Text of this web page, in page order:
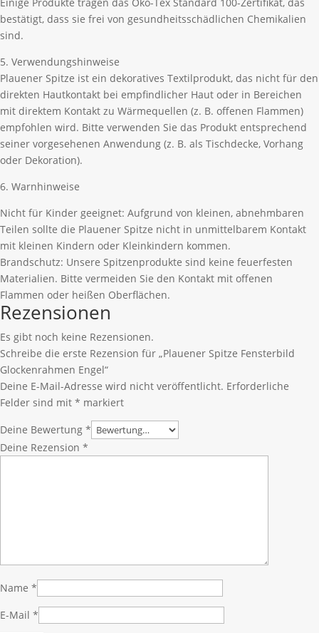
bestätigt, dass sie frei von gesundheitsschädlichen Chemikalien
sind.
5. Verwendungshinweise
Plauener Spitze ist ein dekoratives Textilprodukt, das nicht für den
direkten Hautkontakt bei empfindlicher Haut oder in Bereichen
mit direktem Kontakt zu Wärmequellen (z. B. offenen Flammen)
empfohlen wird. Bitte verwenden Sie das Produkt entsprechend
seiner vorgesehenen Anwendung (z. B. als Tischdecke, Vorhang
oder Dekoration).
6. Warnhinweise
Nicht für Kinder geeignet: Aufgrund von kleinen, abnehmbaren
Teilen sollte die Plauener Spitze nicht in unmittelbarem Kontakt
mit kleinen Kindern oder Kleinkindern kommen.
Brandschutz: Unsere Spitzenprodukte sind keine feuerfesten
Materialien. Bitte vermeiden Sie den Kontakt mit offenen
Flammen oder heißen Oberflächen.
Rezensionen
Es gibt noch keine Rezensionen.
Schreibe die erste Rezension für „Plauener Spitze Fensterbild
Glockenrahmen Engel“
Deine E-Mail-Adresse wird nicht veröffentlicht. Erforderliche
Felder sind mit * markiert
Deine Bewertung *
Deine Rezension *
Name *
E-Mail *